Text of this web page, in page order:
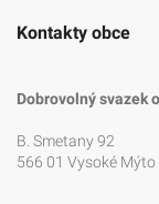
Kontakty obce
Dobrovolný svazek
B. Smetany 92
566 01 Vysoké Mýto